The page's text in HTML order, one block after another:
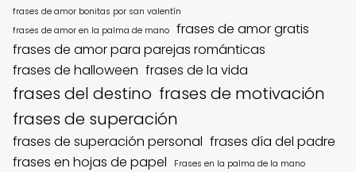
frases de amor bonitas por san valentín
frases de amor en la palma de mano frases de amor gratis
frases de amor para parejas románticas
frases de halloween frases de la vida
frases del destino frases de motivación
frases de superación
frases de superación personal frases día del padre
frases en hojas de papel
Frases en la palma de la mano